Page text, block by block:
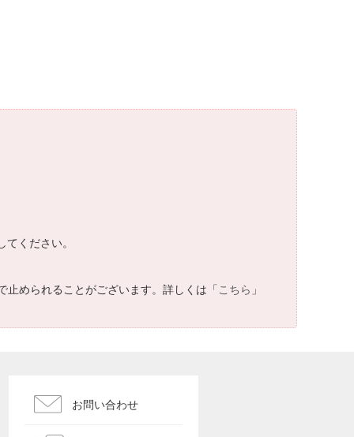
ください。
められることがございます。詳しくは「こちら 」
お問い合わせ